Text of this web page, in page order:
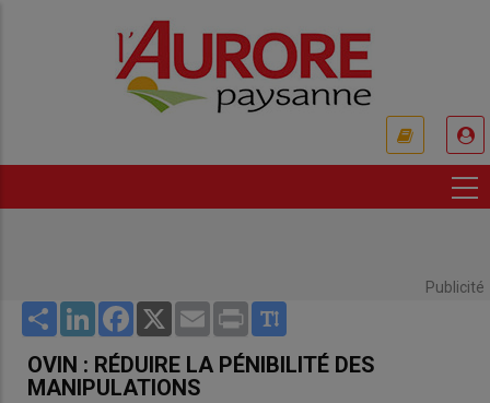
Publicité
Share LinkedInFacebook
X Email Print
OVIN : RÉDUIRE LA PÉNIBILITÉ DES
MANIPULATIONS